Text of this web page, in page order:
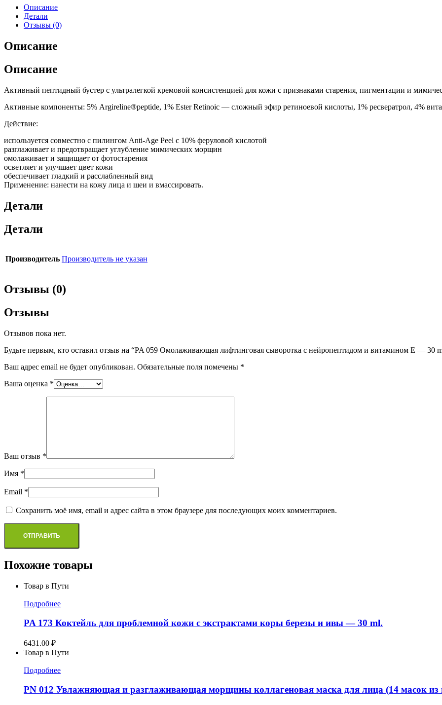
Описание
Детали
Отзывы (0)
Описание
Описание
Активный пептидный бустер с ультралегкой кремовой консистенцией для кожи с признаками старения, пигментации и
Активные компоненты: 5% Argireline®peptide, 1% Ester Retinoic — сложный эфир ретиноевой кислоты, 1% ресвератрол, 4%
Действие:
используется совместно с пилингом Anti-Age Peel с 10% феруловой кислотой
разглаживает и предотвращает углубление мимических морщин
омолаживает и защищает от фотостарения
осветляет и улучшает цвет кожи
обеспечивает гладкий и расслабленный вид
Применение: нанести на кожу лица и шеи и вмассировать.
Детали
Детали
Производитель Производитель не указан
Отзывы (0)
Отзывы
Отзывов пока нет.
Будьте первым, кто оставил отзыв на “PA 059 Омолаживающая лифтинговая сыворотка с нейропептидом и витамином Е — 30
Ваш адрес email не будет опубликован. Обязательные поля помечены *
Ваша оценка *
Ваш отзыв *
Имя *
Email *
Сохранить моё имя, email и адрес сайта в этом браузере для последующих моих комментариев.
Похожие товары
Товар в Пути
Подробнее
PA 173 Коктейль для проблемной кожи с экстрактами коры березы и ивы — 30 ml.
6431.00 ₽
Товар в Пути
Подробнее
PN 012 Увлажняющая и разглаживающая морщины коллагеновая маска для лица (14 масок из